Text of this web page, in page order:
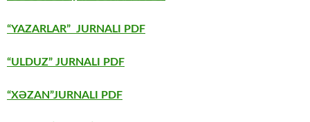
“YAZARLAR” JURNALI PDF
“ULDUZ” JURNALI PDF
“XƏZAN”JURNALI PDF